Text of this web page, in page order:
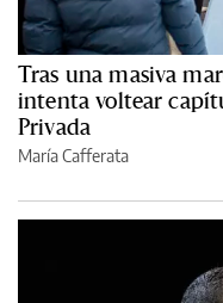
Tras una masiva
intenta voltear
Privada
María Cafferata